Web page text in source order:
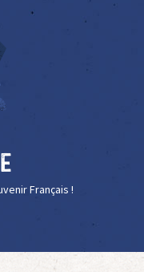
Français !